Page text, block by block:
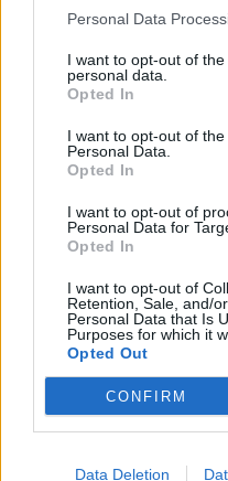
Personal Data
I want to opt-out of
personal data.
Opted In
I want to opt-out of
Personal Data.
Opted In
I want to opt-out of
Personal Data for
Opted In
I want to opt-out of
Retention, Sale, and/
Personal Data that Is
Purposes for which it
Opted Out
CONFIRM
Data Deletion
i
Els
31 de
per a
31 de